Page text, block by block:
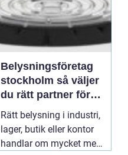
fastighetsäga...
Belysningsföretag
stockholm så väljer
du rätt partner för
professionell
ljussättning
Rätt belysning i industri,
lager, butik eller kontor
handlar om mycket mer